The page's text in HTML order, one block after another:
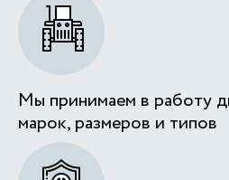
Мы принимаем в работу
марок, размеров и типов